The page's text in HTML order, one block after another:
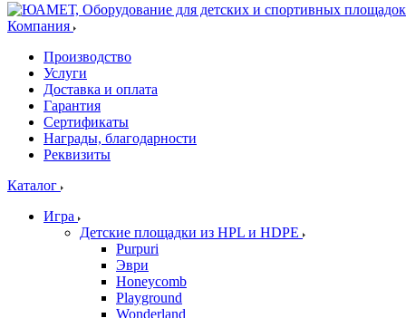
Компания
Производство
Услуги
Доставка и оплата
Гарантия
Сертификаты
Награды, благодарности
Реквизиты
Каталог
Игра
Детские площадки из HPL и HDPE
Purpuri
Эври
Honeycomb
Playground
Wonderland